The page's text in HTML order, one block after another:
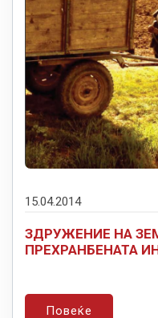
15.04.2014
ЗДРУЖЕНИЕ НА
ПРЕХРАНБЕНАТА
Повеќе